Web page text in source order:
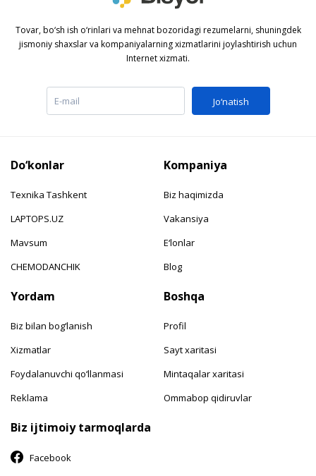
Tovar, bo‘sh ish o‘rinlari va mehnat bozoridagi rezumelarni, shuningdek
jismoniy shaxslar va kompaniyalarning xizmatlarini joylashtirish uchun
Internet xizmati.
Jo‘natish
Do‘konlar
Texnika Tashkent
LAPTOPS.UZ
Mavsum
CHEMODANCHIK
Kompaniya
Biz haqimizda
Vakansiya
E‘lonlar
Blog
Yordam
Biz bilan bog‘lanish
Xizmatlar
Foydalanuvchi qo‘llanmasi
Reklama
Boshqa
Profil
Sayt xaritasi
Mintaqalar xaritasi
Ommabop qidiruvlar
Biz ijtimoiy tarmoqlarda
Facebook